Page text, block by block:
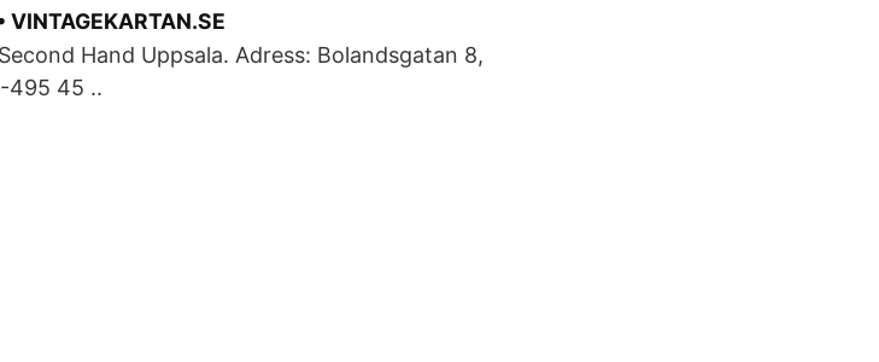
Hand Uppsala. Adress: Bolandsgatan 8,
495 45 ..